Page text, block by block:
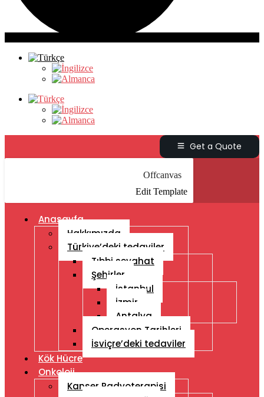
Get a Quote
Offcanvas
Edit Template
Anasayfa
Hakkımızda
Türkiye’deki tedaviler
Tıbbi seyahat
Şehirler
İstanbul
İzmir
Antalya
Operasyon Tarihleri
İsviçre’deki tedaviler
Kök Hücre
Onkoloji
Kanser Radyoterapisi